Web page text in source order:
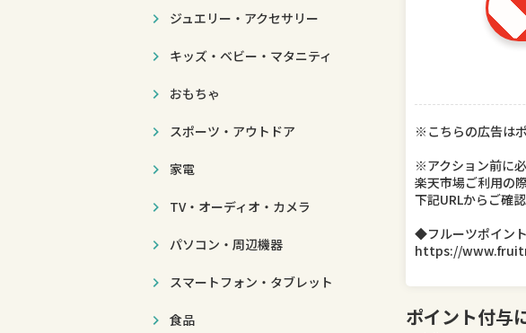
ジュエリー・アクセサリー
キッズ・ベビー・マタニティ
おもちゃ
スポーツ・アウトドア
家電
TV・オーディオ・カメラ
パソコン・周辺機器
スマートフォン・タブレット
食品
※こちらの広告は
※アクション前に
楽天市場ご利用の
下記URLからご確認
◆フルーツポイン
https://
ポイント付与